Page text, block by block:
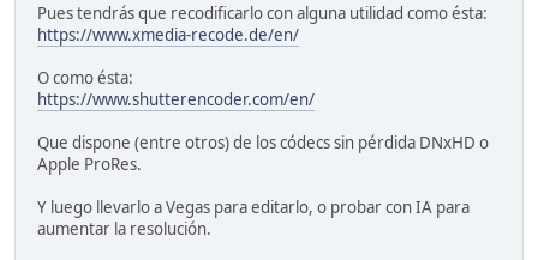
Pues tendrás que recodificarlo con alguna utilidad como ésta:
https://www.xmedia-recode.de/en/
O como ésta:
https://www.shutterencoder.com/en/
Que dispone (entre otros) de los códecs sin pérdida DNxHD o
Apple ProRes.
Y luego llevarlo a Vegas para editarlo, o probar con IA para
aumentar la resolución.